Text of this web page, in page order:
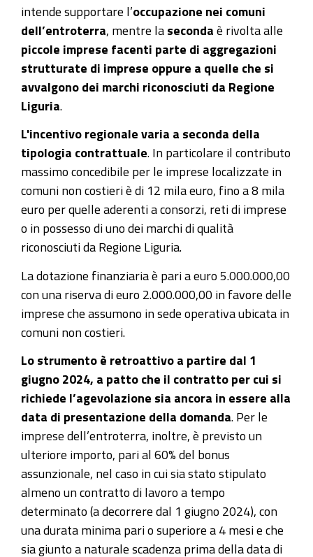
intende supportare l’occupazione nei comuni
dell’entroterra , mentre la seconda è rivolta alle
piccole imprese facenti parte di aggregazioni
strutturate di imprese oppure a quelle che si
avvalgono dei marchi riconosciuti da Regione
Liguria
L'incentivo regionale varia a seconda della
tipologia contrattuale . In particolare il contributo
massimo concedibile per le imprese localizzate in
comuni non costieri è di 12 mila euro, fino a 8 mila
euro per quelle aderenti a consorzi, reti di imprese
o in possesso di uno dei marchi di qualità
riconosciuti da Regione Liguria.
La dotazione finanziaria è pari a euro 5.000.000,00
con una riserva di euro 2.000.000,00 in favore delle
imprese che assumono in sede operativa ubicata in
comuni non costieri.
Lo strumento è retroattivo a partire dal 1
giugno 2024, a patto che il contratto per cui si
richiede l’agevolazione sia ancora in essere alla
data di presentazione della domanda . Per le
imprese dell’entroterra, inoltre, è previsto un
ulteriore importo, pari al 60% del bonus
assunzionale, nel caso in cui sia stato stipulato
almeno un contratto di lavoro a tempo
determinato (a decorrere dal 1 giugno 2024), con
una durata minima pari o superiore a 4 mesi e che
sia giunto a naturale scadenza prima della data di